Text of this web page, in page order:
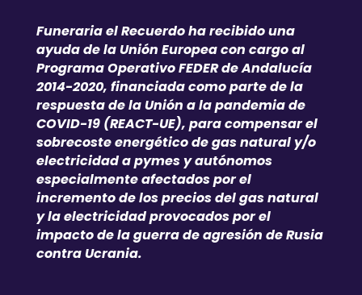
Funeraria el Recuerdo ha recibido una
ayuda de la Unión Europea con cargo al
Programa Operativo FEDER de Andalucía
2014-2020, financiada como parte de la
respuesta de la Unión a la pandemia de
COVID-19 (REACT-UE), para compensar el
sobrecoste energético de gas natural y/o
electricidad a pymes y autónomos
especialmente afectados por el
incremento de los precios del gas natural
y la electricidad provocados por el
impacto de la guerra de agresión de Rusia
contra Ucrania.